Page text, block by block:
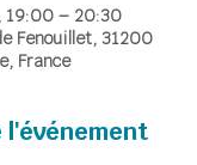
19:00 – 20:30
Fenouillet, 31200
France
l'événement